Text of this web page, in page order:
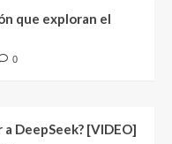
que exploran el
0
DeepSeek? [VIDEO]